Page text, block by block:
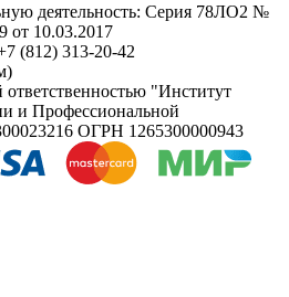
деятельность: Серия 78ЛО2 №
от 10.03.2017
(812) 313-20-42
"Институт
и Профессиональной
ОГРН 1265300000943